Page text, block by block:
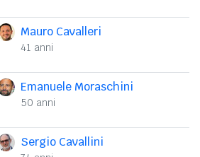
Mauro Cavalleri
41 anni
Emanuele Moraschini
50 anni
Sergio Cavallini